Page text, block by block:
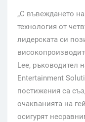
„С въвеждането
технология от
лидерската си
Lee, ръководител
Entertainment
постижения са
очакванията на
осигурят